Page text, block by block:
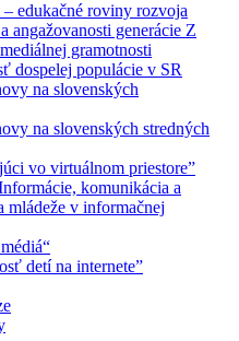
edukačné roviny rozvoja
angažovanosti generácie Z
gramotnosti
dospelej populácie v SR
na slovenských
na slovenských stredných
vo virtuálnom priestore”
komunikácia a
mládeže v informačnej
detí na internete”